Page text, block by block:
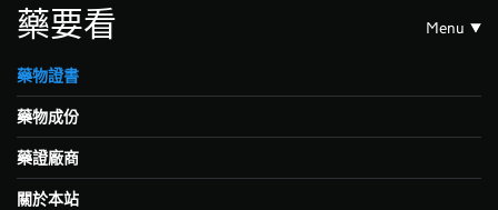
藥要看 Menu
藥物證書
藥物成份
藥證廠商
關於本站